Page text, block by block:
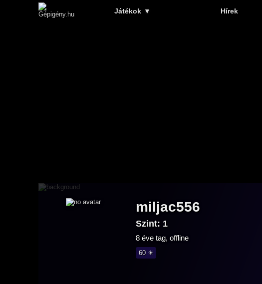
Játékok ▼ Hírek
miljac556
Szint: 1
8 éve tag, offline
60 ☀